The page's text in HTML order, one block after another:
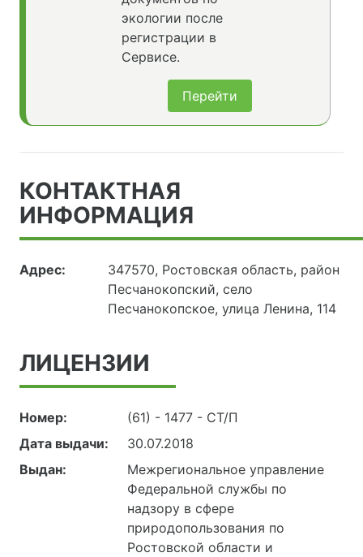
экологии после
регистрации в
Сервисе.
Перейти
КОНТАКТНАЯ
ИНФОРМАЦИЯ
Адрес:
347570, Ростовская область, район
Песчанокопский, село
Песчанокопское, улица Ленина, 114
ЛИЦЕНЗИИ
Номер:
(61) - 1477 - СТ/П
Дата выдачи:
30.07.2018
Выдан:
Межрегиональное управление
Федеральной службы по
надзору в сфере
природопользования по
Ростовской области и